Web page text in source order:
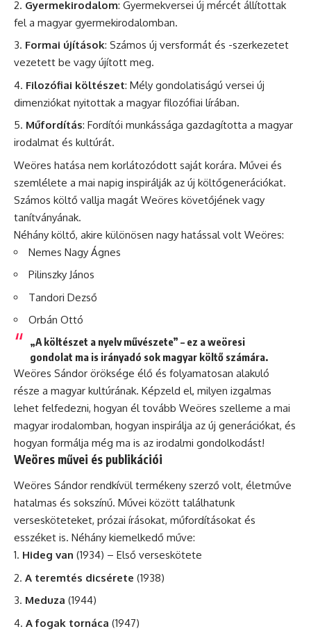
Gyermekirodalom: Gyermekversei új mércét állítottak
fel a magyar gyermekirodalomban.
Formai újítások: Számos új versformát és -szerkezetet
vezetett be vagy újított meg.
Filozófiai költészet: Mély gondolatiságú versei új
dimenziókat nyitottak a magyar filozófiai lírában.
Műfordítás: Fordítói munkássága gazdagította a magyar
irodalmat és kultúrát.
Weöres hatása nem korlátozódott saját korára. Művei és
szemlélete a mai napig inspirálják az új költőgenerációkat.
Számos költő vallja magát Weöres követőjének vagy
tanítványának.
Néhány költő, akire különösen nagy hatással volt Weöres:
Nemes Nagy Ágnes
Pilinszky János
Tandori Dezső
Orbán Ottó
„A költészet a nyelv művészete” – ez a weöresi
gondolat ma is irányadó sok magyar költő számára.
Weöres Sándor öröksége élő és folyamatosan alakuló
része a magyar kultúrának. Képzeld el, milyen izgalmas
lehet felfedezni, hogyan él tovább Weöres szelleme a mai
magyar irodalomban, hogyan inspirálja az új generációkat, és
hogyan formálja még ma is az irodalmi gondolkodást!
Weöres művei és publikációi
Weöres Sándor rendkívül termékeny szerző volt, életműve
hatalmas és sokszínű. Művei között találhatunk
versesköteteket, prózai írásokat, műfordításokat és
esszéket is. Néhány kiemelkedő műve:
Hideg van (1934) – Első verseskötete
A teremtés dicsérete (1938)
Meduza (1944)
A fogak tornáca (1947)